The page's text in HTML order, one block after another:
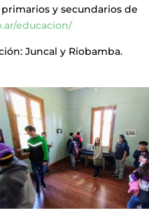
y secundarios de
educacion/
Juncal y Riobamba.